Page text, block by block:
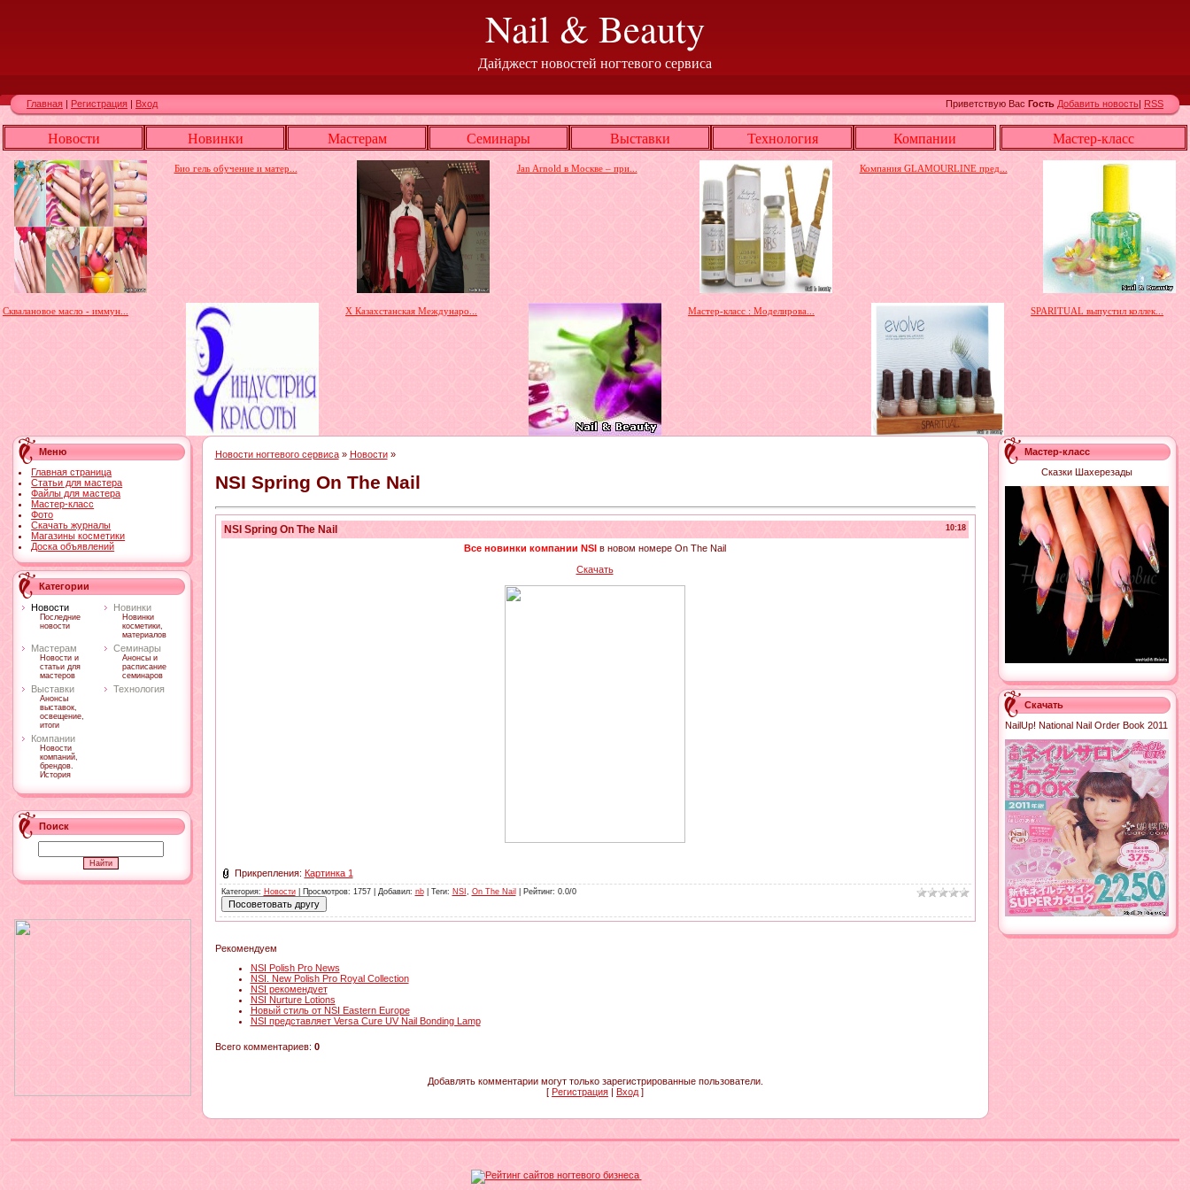
Nail & Beauty
Дайджест новостей ногтевого сервиса
Главная | Регистрация | Вход Приветствую Вас Гость Добавить новость| RSS
Новости Новинки Мастерам Семинары Выставки Технология Компании Мастер-класс
Био гель обучение и матер... Jan Arnold в Москве – при... Компания GLAMOURLINE пред...
Сквалановое масло - иммун... X Казахстанская Междунаро... Мастер-класс : Моделирова... SPARITUAL выпустил коллек...
Меню
Главная страница
Статьи для мастера
Файлы для мастера
Мастер-класс
Фото
Скачать журналы
Магазины косметики
Доска объявлений
Категории
Новости
Последние
новости
Новинки
Новинки
косметики,
материалов
Мастерам
Новости и
статьи для
мастеров
Семинары
Анонсы и
расписание
семинаров
Выставки
Анонсы
выставок,
освещение,
итоги
Технология
Компании
Новости
компаний,
брендов.
История
Поиск
Новости ногтевого сервиса» Новости»
NSI Spring On The Nail
10:18
NSI Spring On The Nail
Все новинки компании NSIв новом номере On The Nail
Скачать
Прикрепления: Картинка 1
Категория: Новости| Просмотров: 1757 | Добавил: nb| Теги: NSI On The Nail Рейтинг: 0.0/0
Рекомендуем
NSI Polish Pro News
NSI. New Polish Pro Royal Collection
NSI рекомендует
NSI Nurture Lotions
Новый стиль от NSI Eastern Europe
NSI представляет Versa Cure UV Nail Bonding Lamp
Всего комментариев: 0
Добавлять комментарии могут только зарегистрированные пользователи.
[ Регистрация | Вход ]
Мастер-класс
Сказки Шахерезады
Скачать
NailUp! National Nail Order Book 2011